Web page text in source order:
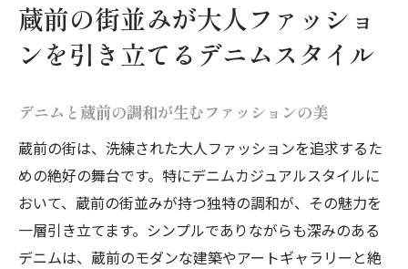
大人ファッションのための蔵前の街並み探
訪
蔵前の風景が形作るデニムの可能性
大人ファッションの新境地蔵前で洗練されたデ
蔵前で見つける理想のデニムスタイル
洗練された大人のデニム選びのコツ
蔵前でのデニムショッピングガイド
大人のためのデニムスタイルの追求
蔵前の街並みが大人ファッショ
ンを引き立てるデニムスタイル
デニムと蔵前の調和が生むファッションの美
蔵前の街は、洗練された大人ファッションを追求するた
めの絶好の舞台です。特にデニムカジュアルスタイルに
おいて、蔵前の街並みが持つ独特の調和が、その魅力を
一層引き立てます。シンプルでありながらも深みのある
デニムは、蔵前のモダンな建築やアートギャラリーと絶